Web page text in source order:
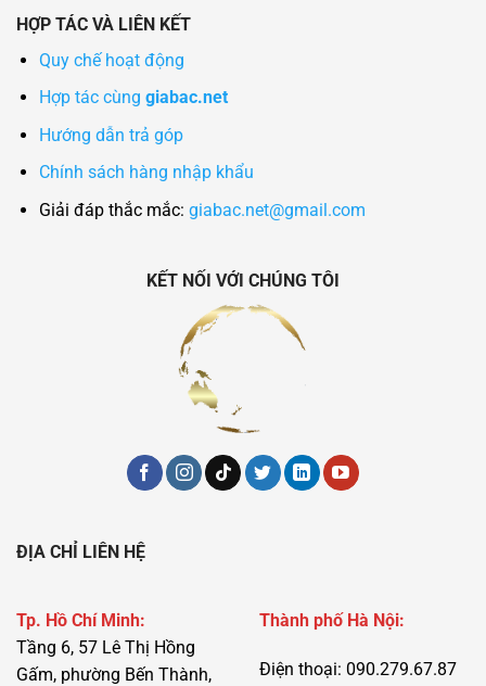
HỢP TÁC VÀ LIÊN KẾT
Quy chế hoạt động
Hợp tác cùng giabac.net
Hướng dẫn trả góp
Chính sách hàng nhập khẩu
Giải đáp thắc mắc: giabac.net@gmail.com
KẾT NỐI VỚI CHÚNG TÔI
ĐỊA CHỈ LIÊN HỆ
Tp. Hồ Chí Minh:
Tầng 6, 57 Lê Thị Hồng
Gấm, phường Bến Thành,
Thành phố Hà Nội:
Điện thoại: 090.279.67.87